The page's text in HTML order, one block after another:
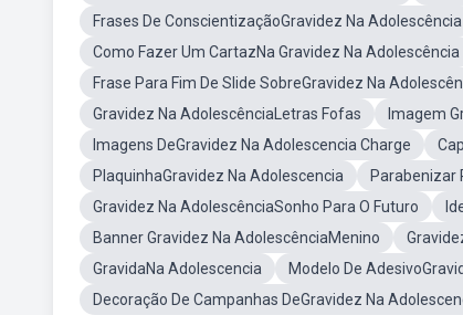
Frases De ConscientizaçãoGravidez Na Adolescência
Como Fazer Um CartazNa Gravidez Na Adolescência
Frase Para Fim De Slide SobreGravidez Na
Gravidez Na AdolescênciaLetras Fofas
Imagem
Imagens DeGravidez Na Adolescencia Charge
PlaquinhaGravidez Na Adolescencia
Parabenizar
Gravidez Na AdolescênciaSonho Para O Futuro
Banner Gravidez Na AdolescênciaMenino
GravidaNa Adolescencia
Modelo De
Decoração De Campanhas DeGravidez Na